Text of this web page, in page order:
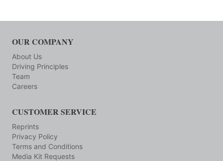
OUR COMPANY
About Us
Driving Principles
Team
Careers
CUSTOMER SERVICE
Reprints
Privacy Policy
Terms and Conditions
Media Kit Requests